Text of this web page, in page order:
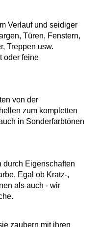
Verlauf und seidiger
Türen, Fenstern,
Treppen usw.
oder feine
von der
zum kompletten
in Sonderfarbtönen
durch Eigenschaften
Egal ob Kratz-,
als auch - wir
zaubern mit ihren